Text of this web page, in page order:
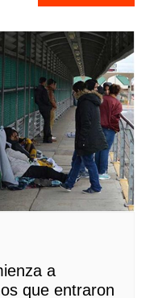
a
que entraron